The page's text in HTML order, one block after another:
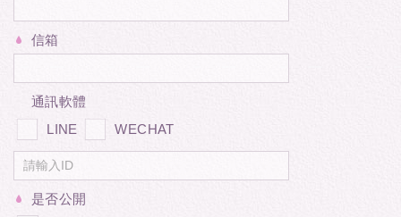
信箱
通訊軟體
LINE
WECHAT
是否公開